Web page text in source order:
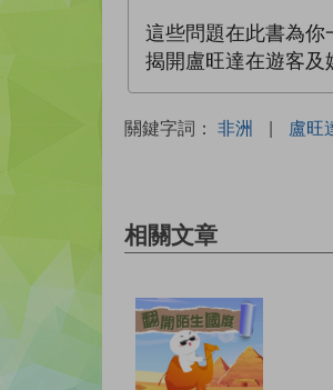
這些問題在此書為你
揭開盧旺達在遊客及
關鍵字詞： 非洲 | 盧旺
相關文章